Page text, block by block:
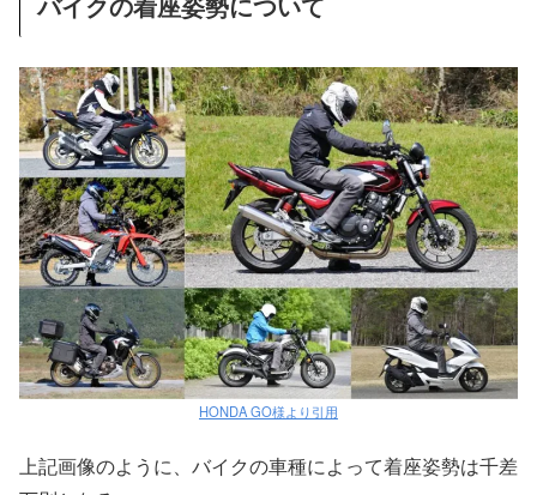
HONDA GO様より引用
上記画像のように、バイクの車種によって着座姿勢は千差